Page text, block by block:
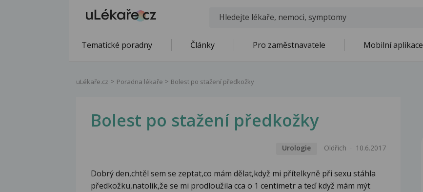
Tematické poradny Články Pro zaměstnavatele Mobilní aplikace
uLékaře.cz Poradna lékaře Bolest po stažení předkožky
Bolest po stažení předkožky
Urologie Oldřich 10.6.2017
Dobrý den,chtěl sem se zeptat,co mám dělat,když mi přítelkyně při sexu stáhla
předkožku,natolik,že se mi prodloužila cca o 1 centimetr a teď když mám mýt